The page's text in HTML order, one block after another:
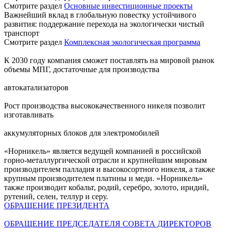
Смотрите раздел Основные инвестиционные проекты
Важнейший вклад в глобальную повестку устойчивого
развития: поддержание перехода на экологически чистый
транспорт
Смотрите раздел Комплексная экологическая программа
К 2030 году компания сможет поставлять на мировой рынок
объемы МПГ, достаточные для производства
автокатализаторов
Рост производства высококачественного никеля позволит
изготавливать
аккумуляторных блоков для электромобилей
«Норникель» является ведущей компанией в российской
горно-металлургической отрасли и крупнейшим мировым
производителем палладия и высокосортного никеля, а также
крупным производителем платины и меди. «Норникель»
также производит кобальт, родий, серебро, золото, иридий,
рутений, селен, теллур и серу.
ОБРАЩЕНИЕ ПРЕЗИДЕНТА
ОБРАЩЕНИЕ ПРЕДСЕДАТЕЛЯ СОВЕТА ДИРЕКТОРОВ